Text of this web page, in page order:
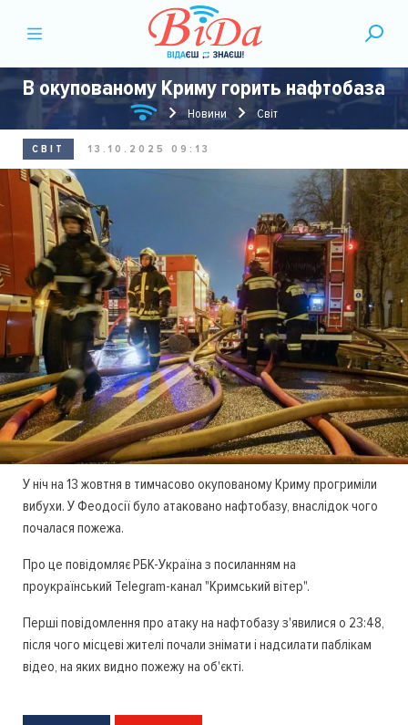
В окупованому Криму горить нафтобаза
Новини Світ
СВІТ 13.10.2025 09:13
У ніч на 13 жовтня в тимчасово окупованому Криму прогриміли
вибухи. У Феодосії було атаковано нафтобазу, внаслідок чого
почалася пожежа.
Про це повідомляє РБК-Україна з посиланням на
проукраїнський Telegram-канал "Кримський вітер".
Перші повідомлення про атаку на нафтобазу з'явилися о 23:48,
після чого місцеві жителі почали знімати і надсилати паблікам
відео, на яких видно пожежу на об'єкті.